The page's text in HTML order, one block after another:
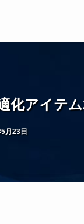
化アイテ
月23日